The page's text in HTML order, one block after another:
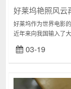
好莱坞作为世界电影的
近年来向我国输入了
数都是来自好莱坞的
凡达》上映时，人们
03-19